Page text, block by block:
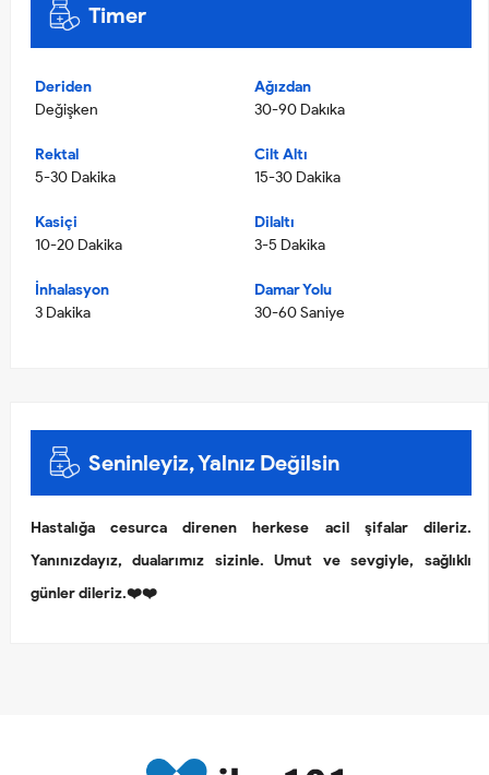
Timer
Deriden
Değişken
Ağızdan
30-90 Dakıka
Rektal
5-30 Dakika
Cilt Altı
15-30 Dakika
Kasiçi
10-20 Dakika
Dilaltı
3-5 Dakika
İnhalasyon
3 Dakika
Damar Yolu
30-60 Saniye
Seninleyiz, Yalnız Değilsin
Hastalığa cesurca direnen herkese acil şifalar dileriz.
Yanınızdayız, dualarımız sizinle. Umut ve sevgiyle, sağlıklı
günler dileriz.❤️❤️